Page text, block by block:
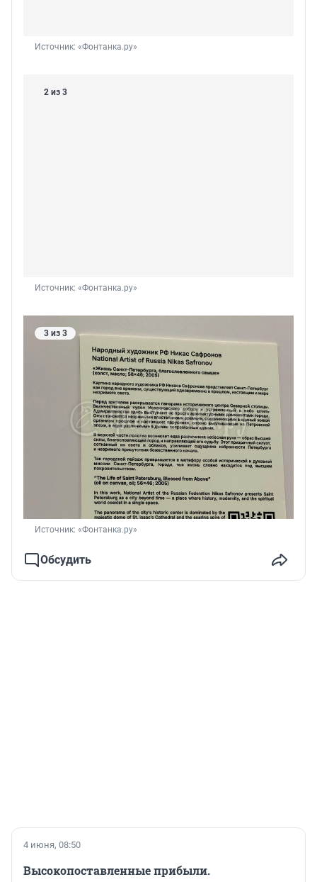
Источник: «Фонтанка.ру»
2 из 3
Источник: «Фонтанка.ру»
3 из 3
Источник: «Фонтанка.ру»
Обсудить
4 июня, 08:50
Высокопоставленные прибыли.